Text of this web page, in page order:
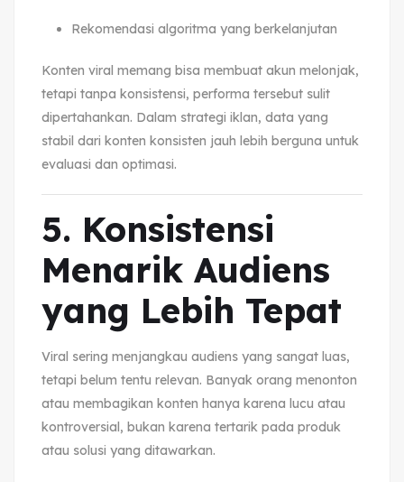
Rekomendasi algoritma yang berkelanjutan
Konten viral memang bisa membuat akun melonjak,
tetapi tanpa konsistensi, performa tersebut sulit
dipertahankan. Dalam strategi iklan, data yang
stabil dari konten konsisten jauh lebih berguna untuk
evaluasi dan optimasi.
5. Konsistensi
Menarik Audiens
yang Lebih Tepat
Viral sering menjangkau audiens yang sangat luas,
tetapi belum tentu relevan. Banyak orang menonton
atau membagikan konten hanya karena lucu atau
kontroversial, bukan karena tertarik pada produk
atau solusi yang ditawarkan.